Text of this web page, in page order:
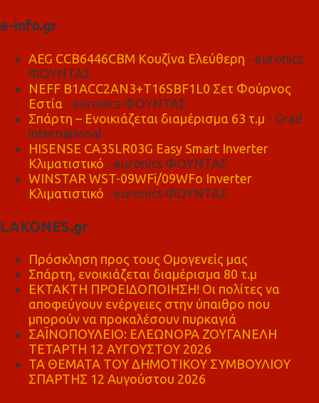
e-info.gr
AEG CCB6446CBM Κουζίνα Ελεύθερη - euronics
ΦΟΥΝΤΑΣ
NEFF B1ACC2AN3+T16SBF1L0 Σετ Φούρνος
Εστία - euronics ΦΟΥΝΤΑΣ
Σπάρτη – Ενοικιάζεται διαμέρισμα 63 τ.μ - Grad
international
HISENSE CA35LR03G Easy Smart Inverter
Κλιματιστικό - euronics ΦΟΥΝΤΑΣ
WINSTAR WST-09WFi/09WFo Inverter
Κλιματιστικό - euronics ΦΟΥΝΤΑΣ
LAKONES.gr
Πρόσκληση προς τους Ομογενείς μας
Σπάρτη, ενοικιάζεται διαμέρισμα 80 τ.μ
ΕΚΤΑΚΤΗ ΠΡΟΕΙΔΟΠΟΙΗΣΗ! Οι πολίτες να
αποφεύγουν ενέργειες στην ύπαιθρο που
μπορούν να προκαλέσουν πυρκαγιά
ΣΑΪΝΟΠΟΥΛΕΙΟ: ΕΛΕΩΝΟΡΑ ΖΟΥΓΑΝΕΛΗ
ΤΕΤΑΡΤΗ 12 ΑΥΓΟΥΣΤΟΥ 2026
ΤΑ ΘΕΜΑΤΑ ΤΟΥ ΔΗΜΟΤΙΚΟΥ ΣΥΜΒΟΥΛΙΟΥ
ΣΠΑΡΤΗΣ 12 Αυγούστου 2026